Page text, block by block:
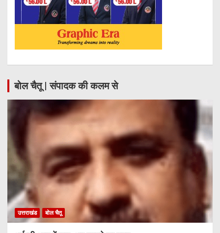
बोल चैतू | संपादक की कलम से
उत्तराखंड बोल चैतू